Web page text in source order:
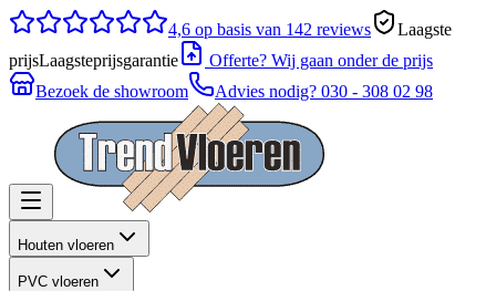
4,6 op basis van 142 reviews
Laagste
prijsLaagsteprijsgarantie
Offerte? Wij gaan onder de prijs
Bezoek de showroom
Advies nodig? 030 - 308 02 98
Houten vloeren
PVC vloeren